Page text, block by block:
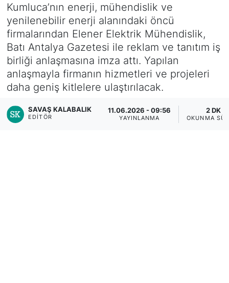
Kumluca’nın enerji, mühendislik ve
yenilenebilir enerji alanındaki öncü
firmalarından Elener Elektrik Mühendislik,
Batı Antalya Gazetesi ile reklam ve tanıtım iş
birliği anlaşmasına imza attı. Yapılan
anlaşmayla firmanın hizmetleri ve projeleri
daha geniş kitlelere ulaştırılacak.
SAVAŞ KALABALIK
EDITÖR
11.06.2026 - 09:56
YAYINLANMA
2 DK
OKUNMA
EKONOMİ
Haber Arşivi